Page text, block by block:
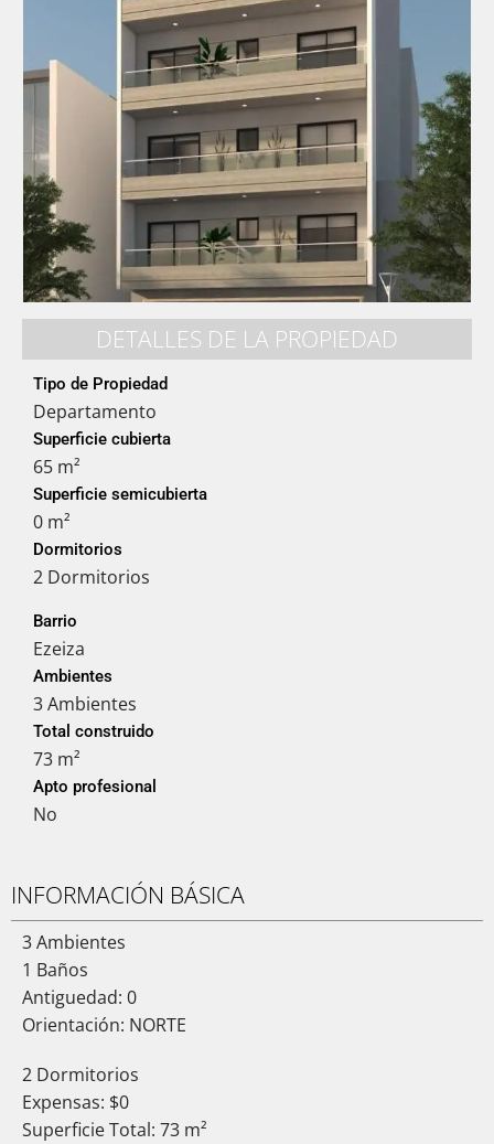
DETALLES DE LA PROPIEDAD
Tipo de Propiedad
Departamento
Superficie cubierta
65 m²
Superficie semicubierta
0 m²
Dormitorios
2 Dormitorios
Barrio
Ezeiza
Ambientes
3 Ambientes
Total construido
73 m²
Apto profesional
No
INFORMACIÓN BÁSICA
3 Ambientes
1 Baños
Antiguedad: 0
Orientación: NORTE
2 Dormitorios
Expensas: $0
Superficie Total: 73 m²